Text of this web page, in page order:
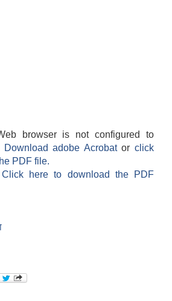
browser is not configured to
Download adobe Acrobatorclick
PDF file.
Click here to download the PDF